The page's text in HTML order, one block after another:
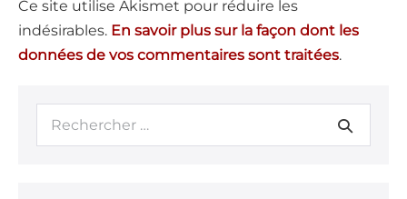
Ce site utilise Akismet pour réduire les
indésirables. En savoir plus sur la façon dont les
données de vos commentaires sont traitées.